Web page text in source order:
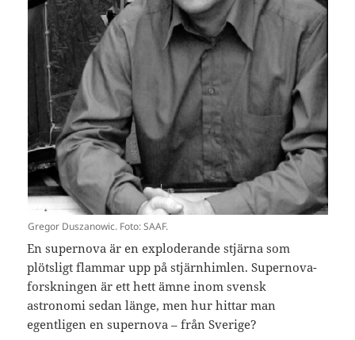
Gregor Duszanowic. Foto: SAAF.
En supernova är en exploderande stjärna som
plötsligt flammar upp på stjärnhimlen. Supernova-
forskningen är ett hett ämne inom svensk
astronomi sedan länge, men hur hittar man
egentligen en supernova – från Sverige?